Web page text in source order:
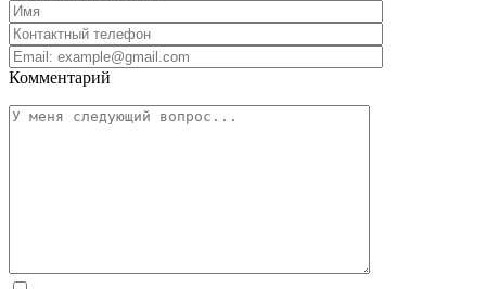
Комментарий